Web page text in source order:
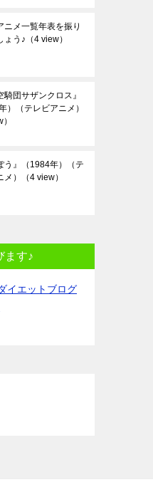
ニメ一覧年表を振り
ょう♪ （4 view）
騎団サザンクロス』
）（テレビアニメ）
う』（1984年）（テ
）
（4 view）
ます♪